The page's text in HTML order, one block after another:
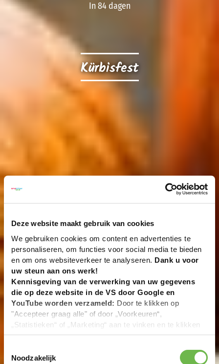
Deze website maakt gebruik van cookies
We gebruiken cookies om content en advertenties te
personaliseren, om functies voor social media te bieden
en om ons websiteverkeer te analyseren. Dank u voor
uw steun aan ons werk!
Kennisgeving van de verwerking van uw gegevens
die op deze website in de VS door Google en
YouTube worden verzameld: Door te klikken op
"Accepteer graag alle" of door „Voorkeuren“,
„Statistieken“ of „Marketing“ aan te vinken en te klikken
op "Selectie handmatig instellen", stemt u er ook mee in
overeenstemming met Art. 49 (1) zin 1 lit. a DSGVO. De
Noodzakelijk
In 84 dagen
Kürbisfest